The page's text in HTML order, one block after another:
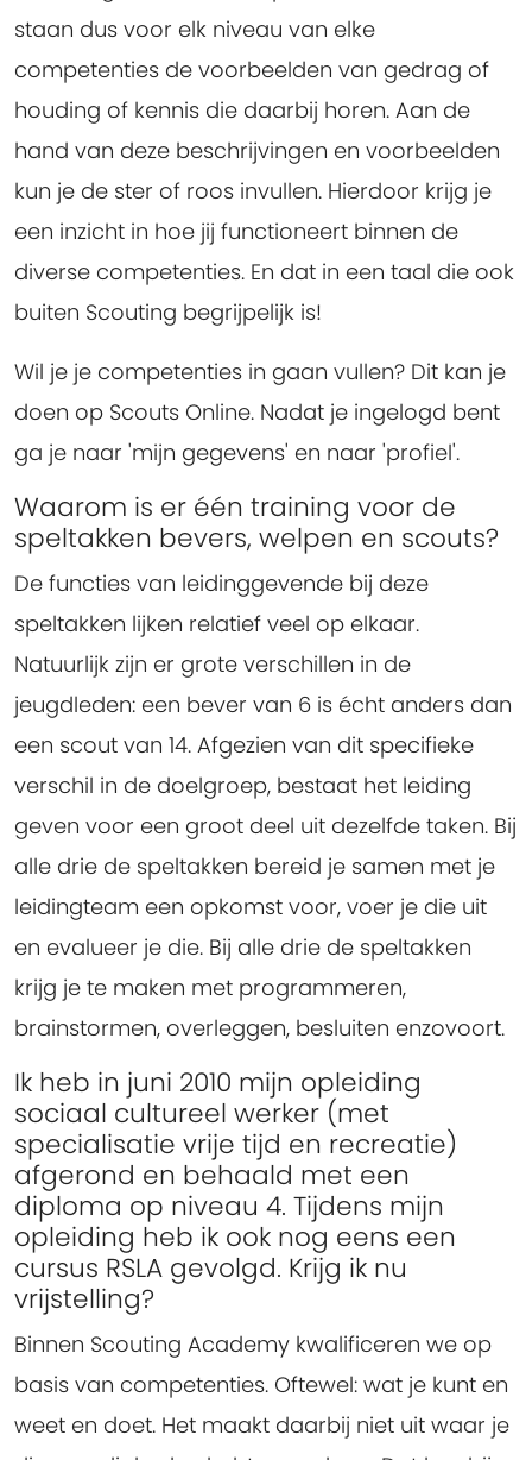
staan dus voor elk niveau van elke
competenties de voorbeelden van gedrag of
houding of kennis die daarbij horen. Aan de
hand van deze beschrijvingen en voorbeelden
kun je de ster of roos invullen. Hierdoor krijg je
een inzicht in hoe jij functioneert binnen de
diverse competenties. En dat in een taal die ook
buiten Scouting begrijpelijk is!
Wil je je competenties in gaan vullen? Dit kan je
doen op Scouts Online. Nadat je ingelogd bent
ga je naar 'mijn gegevens' en naar 'profiel'.
Waarom is er één training voor de
speltakken bevers, welpen en scouts?
De functies van leidinggevende bij deze
speltakken lijken relatief veel op elkaar.
Natuurlijk zijn er grote verschillen in de
jeugdleden: een bever van 6 is écht anders dan
een scout van 14. Afgezien van dit specifieke
verschil in de doelgroep, bestaat het leiding
geven voor een groot deel uit dezelfde taken. Bij
alle drie de speltakken bereid je samen met je
leidingteam een opkomst voor, voer je die uit
en evalueer je die. Bij alle drie de speltakken
krijg je te maken met programmeren,
brainstormen, overleggen, besluiten enzovoort.
Ik heb in juni 2010 mijn opleiding
sociaal cultureel werker (met
specialisatie vrije tijd en recreatie)
afgerond en behaald met een
diploma op niveau 4. Tijdens mijn
opleiding heb ik ook nog eens een
cursus RSLA gevolgd. Krijg ik nu
vrijstelling?
Binnen Scouting Academy kwalificeren we op
basis van competenties. Oftewel: wat je kunt en
weet en doet. Het maakt daarbij niet uit waar je